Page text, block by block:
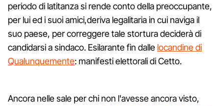
periodo di latitanza si rende conto della preoccupante,
per lui ed i suoi amici,deriva legalitaria in cui naviga il
suo paese, per correggere tale stortura deciderà di
candidarsi a sindaco. Esilarante fin dalle locandine di
Qualunquemente: manifesti elettorali di Cetto.
Ancora nelle sale per chi non l'avesse ancora visto,